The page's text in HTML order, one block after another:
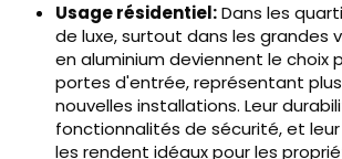
Usage résidentiel:Dans les
de luxe, surtout dans les grandes
en aluminium deviennent le choix
portes d'entrée, représentant
nouvelles installations. Leur
fonctionnalités de sécurité, et
les rendent idéaux pour les